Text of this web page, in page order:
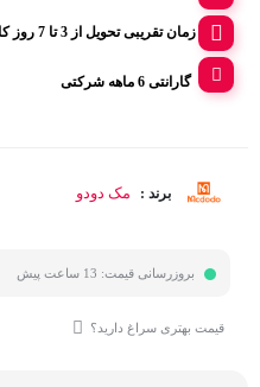
زمان تقریبی تحویل از 3 تا 7 روز کاری
گارانتی 6 ماهه شرکتی
برند : مک دودو
بروزرسانی قیمت: 13 ساعت پیش
قیمت بهتری سراغ دارید؟